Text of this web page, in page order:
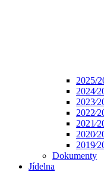
2025/
Dokumenty
Jídelna